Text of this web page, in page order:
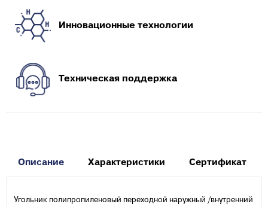
Инновационные технологии
Техническая поддержка
Описание Характеристики Сертификат
Угольник полипропиленовый переходной наружный /внутренний